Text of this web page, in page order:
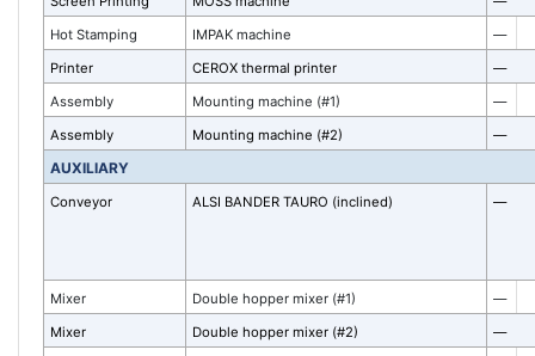
Hot Stamping
IMPAK machine
—
Printer
CEROX thermal printer
—
Assembly
Mounting machine (#1)
—
Assembly
Mounting machine (#2) —
AUXILIARY
Conveyor ALSI BANDER TAURO (inclined) —
Mixer Double hopper mixer (#1)
—
Mixer
Double hopper mixer (#2)
—